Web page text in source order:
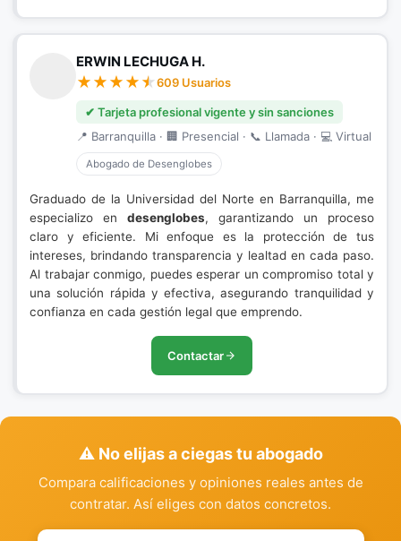
ERWIN LECHUGA H.
609 Usuarios
✔ Tarjeta profesional vigente y sin sanciones
📍 Barranquilla · 🏢 Presencial · 📞 Llamada · 💻 Virtual
Abogado de Desenglobes
Graduado de la Universidad del Norte en Barranquilla, me
especializo en desenglobes, garantizando un proceso
claro y eficiente. Mi enfoque es la protección de tus
intereses, brindando transparencia y lealtad en cada paso.
Al trabajar conmigo, puedes esperar un compromiso total y
una solución rápida y efectiva, asegurando tranquilidad y
confianza en cada gestión legal que emprendo.
Contactar
⚠️ No elijas a ciegas tu abogado
Compara calificaciones y opiniones reales antes de
contratar. Así eliges con datos concretos.